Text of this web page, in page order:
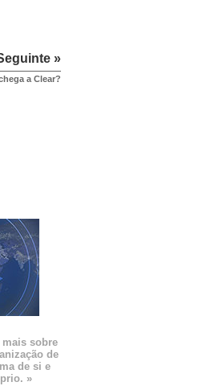
»
a Clear?
sobre
de
de si e
»